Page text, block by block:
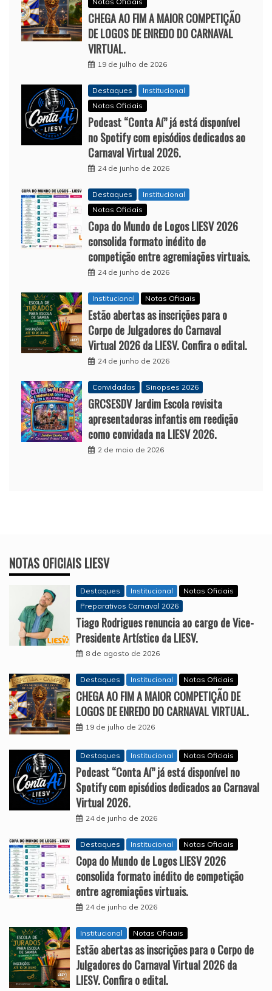
CHEGA AO FIM A MAIOR COMPETIÇÃO
DE LOGOS DE ENREDO DO CARNAVAL
VIRTUAL.
19 de julho de 2026
Destaques
Institucional
Notas Oficiais
Podcast “Conta Aí” já está disponível
no Spotify com episódios dedicados ao
Carnaval Virtual 2026.
24 de junho de 2026
Destaques
Institucional
Notas Oficiais
Copa do Mundo de Logos LIESV 2026
consolida formato inédito de
competição entre agremiações virtuais.
24 de junho de 2026
Institucional Notas Oficiais
Estão abertas as inscrições para o
Corpo de Julgadores do Carnaval
Virtual 2026 da LIESV. Confira o edital.
24 de junho de 2026
Convidadas Sinopses 2026
GRCSESDV Jardim Escola revisita
apresentadoras infantis em reedição
como convidada na LIESV 2026.
2 de maio de 2026
NOTAS OFICIAIS LIESV
Destaques Institucional
Notas Oficiais
Preparativos Carnaval 2026
Tiago Rodrigues renuncia ao cargo de Vice-
Presidente Artístico da LIESV.
8 de agosto de 2026
Destaques Institucional Notas Oficiais
CHEGA AO FIM A MAIOR COMPETIÇÃO DE
LOGOS DE ENREDO DO CARNAVAL VIRTUAL.
19 de julho de 2026
Destaques Institucional Notas Oficiais
Podcast “Conta Aí” já está disponível no
Spotify com episódios dedicados ao Carnaval
Virtual 2026.
24 de junho de 2026
Destaques Institucional Notas Oficiais
Copa do Mundo de Logos LIESV 2026
consolida formato inédito de competição
entre agremiações virtuais.
24 de junho de 2026
Institucional Notas Oficiais
Estão abertas as inscrições para o Corpo de
Julgadores do Carnaval Virtual 2026 da
LIESV. Confira o edital.